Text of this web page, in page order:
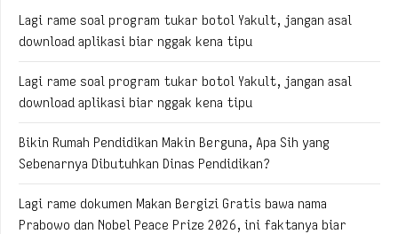
Lagi rame soal program tukar botol Yakult, jangan asal
download aplikasi biar nggak kena tipu
Lagi rame soal program tukar botol Yakult, jangan asal
download aplikasi biar nggak kena tipu
Bikin Rumah Pendidikan Makin Berguna, Apa Sih yang
Sebenarnya Dibutuhkan Dinas Pendidikan?
Lagi rame dokumen Makan Bergizi Gratis bawa nama
Prabowo dan Nobel Peace Prize 2026, ini faktanya biar